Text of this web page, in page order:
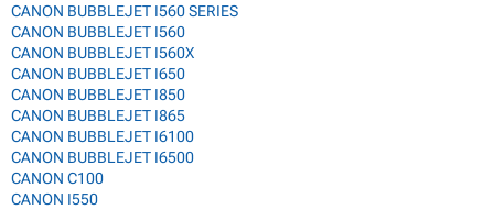
CANON BUBBLEJET I560 SERIES
CANON BUBBLEJET I560
CANON BUBBLEJET I560X
CANON BUBBLEJET I650
CANON BUBBLEJET I850
CANON BUBBLEJET I865
CANON BUBBLEJET I6100
CANON BUBBLEJET I6500
CANON C100
CANON I550